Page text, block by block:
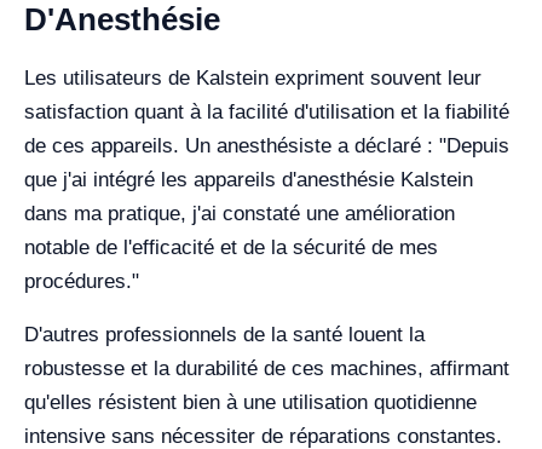
D'Anesthésie
Les utilisateurs de Kalstein expriment souvent leur
satisfaction quant à la facilité d'utilisation et la fiabilité
de ces appareils. Un anesthésiste a déclaré : "Depuis
que j'ai intégré les appareils d'anesthésie Kalstein
dans ma pratique, j'ai constaté une amélioration
notable de l'efficacité et de la sécurité de mes
procédures."
D'autres professionnels de la santé louent la
robustesse et la durabilité de ces machines, affirmant
qu'elles résistent bien à une utilisation quotidienne
intensive sans nécessiter de réparations constantes.